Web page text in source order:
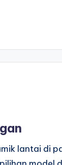
lantai di